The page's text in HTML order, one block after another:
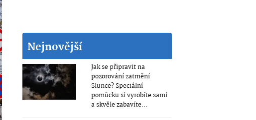
Nejnovější
Jak se připravit na
pozorování zatmění
Slunce? Speciální
pomůcku si vyrobíte sami
a skvěle zabavíte...